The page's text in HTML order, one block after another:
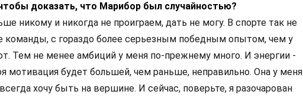
доказать, что Марибор был случайностью?
никому и никогда не проиграем, дать не могу. В спорте так не
с гораздо более серьезным победным опытом, чем у
Тем не менее амбиций у меня по-прежнему много. И энергии -
мотивация будет большей, чем раньше, неправильно. Она у меня
хочу быть на вершине. И сейчас, поверьте, я разочарован